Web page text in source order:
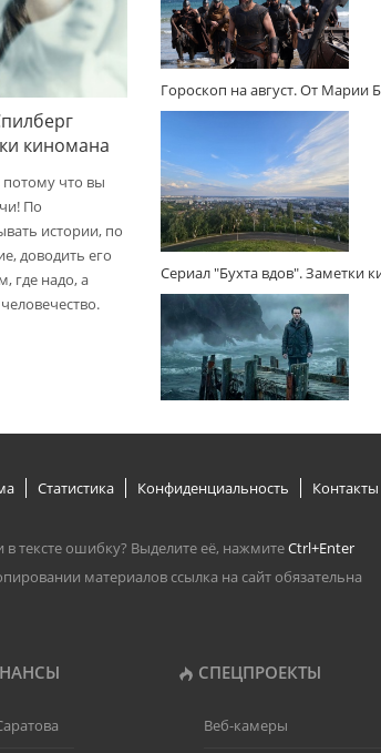
киномана
потому что вы
По
истории, по
доводить его
где надо, а
Гороскоп на август. От Марии
Сериал "Бухта вдов". Заметки
Статистика Конфиденциальность Контакты
тексте ошибку? Выделите её, нажмитеCtrl+Enter
материалов ссылка на сайт обязательна
СПЕЦПРОЕКТЫ
Веб-камеры